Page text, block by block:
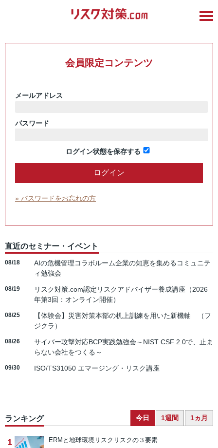
会員限定コンテンツ
メールアドレス
パスワード
ログイン状態を保存する
» パスワードをお忘れの方
直近のセミナー・イベント
08/18
AIの危機管理コラボルーム企業の知恵を集めるコミュニテ
ィ勉強会
08/19
リスク対策.com認定リスクアドバイザー養成講座（2026
年第3回：オンライン開催）
08/25
【体験会】災害対策本部の机上訓練を用いた新機軸 （フ
ジクラ）
08/26
サイバー攻撃対応BCP実践勉強会～NIST CSF 2.0で、止ま
らない会社をつくる～
09/30 ISO/TS31050 エマージング・リスク講座
ランキング 今日 1週間 1ヵ月
1 ERMと地球環境リスク リスクの３要素